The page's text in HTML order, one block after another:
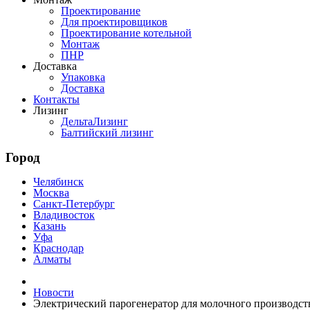
Проектирование
Для проектировщиков
Проектирование котельной
Монтаж
ПНР
Доставка
Упаковка
Доставка
Контакты
Лизинг
ДельтаЛизинг
Балтийский лизинг
Город
Челябинск
Москва
Санкт-Петербург
Владивосток
Казань
Уфа
Краснодар
Алматы
Новости
Электрический парогенератор для молочного